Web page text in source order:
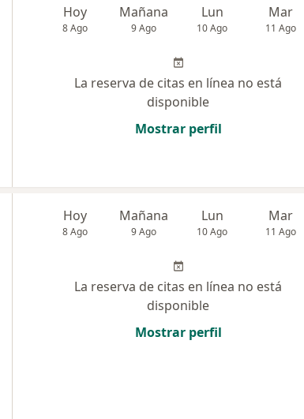
Hoy
8 Ago
Mañana
9 Ago
Lun
10 Ago
Mar
11 Ago
La reserva de citas en línea no está
disponible
Mostrar perfil
Hoy
8 Ago
Mañana
9 Ago
Lun
10 Ago
Mar
11 Ago
La reserva de citas en línea no está
disponible
Mostrar perfil